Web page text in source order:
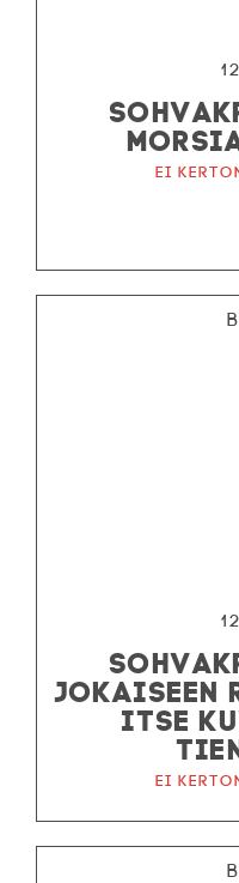
Ei
JOKAISEEN
ITSE
Ei